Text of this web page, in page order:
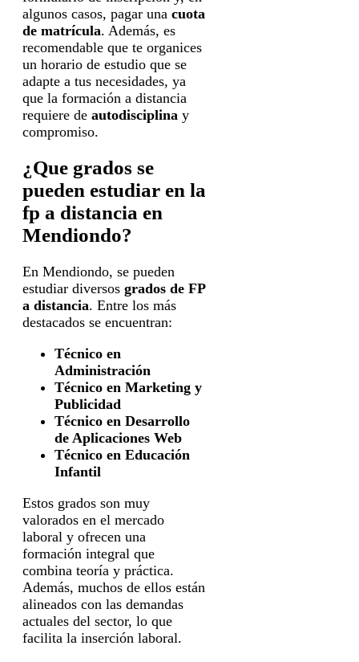
algunos casos, pagar una cuota
de matrícula. Además, es
recomendable que te organices
un horario de estudio que se
adapte a tus necesidades, ya
que la formación a distancia
requiere de autodisciplina y
compromiso.
¿Que grados se
pueden estudiar en la
fp a distancia en
Mendiondo?
En Mendiondo, se pueden
estudiar diversos grados de FP
a distancia. Entre los más
destacados se encuentran:
Técnico en
Administración
Técnico en Marketing y
Publicidad
Técnico en Desarrollo
de Aplicaciones Web
Técnico en Educación
Infantil
Estos grados son muy
valorados en el mercado
laboral y ofrecen una
formación integral que
combina teoría y práctica.
Además, muchos de ellos están
alineados con las demandas
actuales del sector, lo que
facilita la inserción laboral.